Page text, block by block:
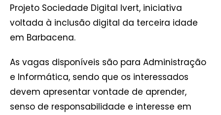
Projeto Sociedade Digital Ivert, iniciativa
voltada à inclusão digital da terceira idade
em Barbacena.
As vagas disponíveis são para Administração
e Informática, sendo que os interessados
devem apresentar vontade de aprender,
senso de responsabilidade e interesse em